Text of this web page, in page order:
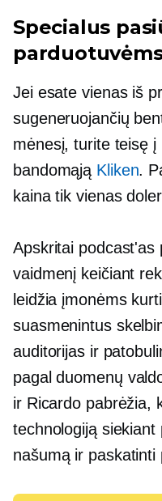
Specialus
Jei esate vienas iš
sugeneruojančių
mėnesį, turite teisę į
bandomąją Kliken.
kaina tik vienas
Apskritai podcast'as
vaidmenį keičiant
leidžia įmonėms
suasmenintus
auditorijas ir
pagalduomenų
ir Ricardo pabrėžia,
technologiją siekiant
našumą ir paskatinti